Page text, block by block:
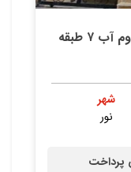
خرید آپارتمان نور ساحلی قواره دوم آب ۷ طبقه
شهر
نور